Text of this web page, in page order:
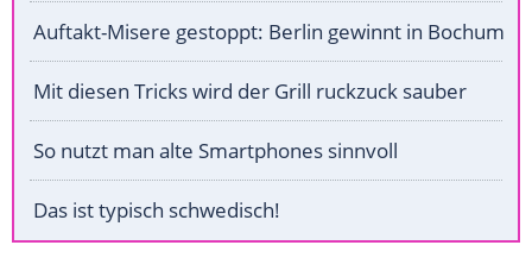
Auftakt-Misere gestoppt: Berlin gewinnt in Bochum
Mit diesen Tricks wird der Grill ruckzuck sauber
So nutzt man alte Smartphones sinnvoll
Das ist typisch schwedisch!